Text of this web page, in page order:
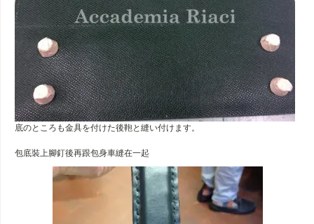
底のところも金具を付けた後鞄と縫い付けます。
包底裝上腳釘後再跟包身車縫在一起